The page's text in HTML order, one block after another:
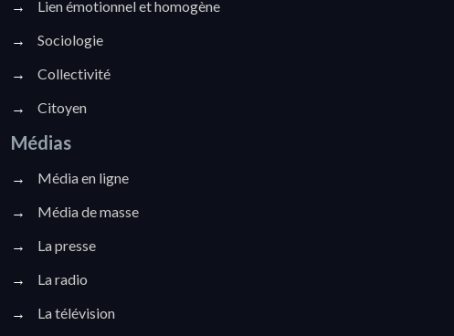
→
Lien émotionnel et homogène
→
Sociologie
→
Collectivité
→
Citoyen
Médias
→
Média en ligne
→
Média de masse
→
La presse
→
La radio
→
La télévision